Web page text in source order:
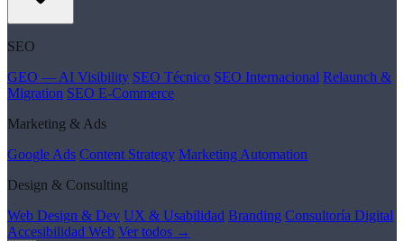
SEO
GEO — AI Visibility SEO Técnico SEO Internacional Relaunch &
Migration SEO E-Commerce
Marketing & Ads
Google Ads Content Strategy Marketing Automation
Design & Consulting
Web Design & Dev UX & Usabilidad Branding Consultoría Digital
Accesibilidad Web Ver todos →